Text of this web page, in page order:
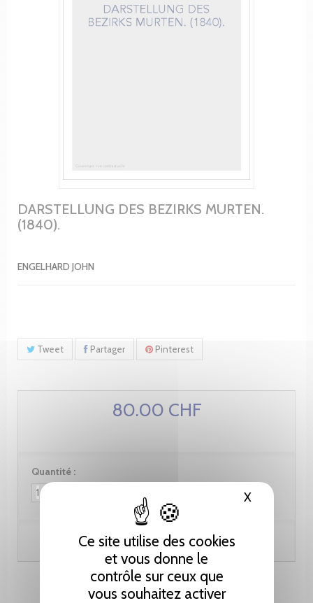
Ce site utilise des cookies
et vous donne le
contrôle sur ceux que
vous souhaitez activer
XMasquer
DARSTELLUNG DES BEZIRKS MURTEN.
(1840).
ENGELHARD JOHN
Tweet Partager Pinterest
80.00 CHF
Quantité :
Ajouter au panier